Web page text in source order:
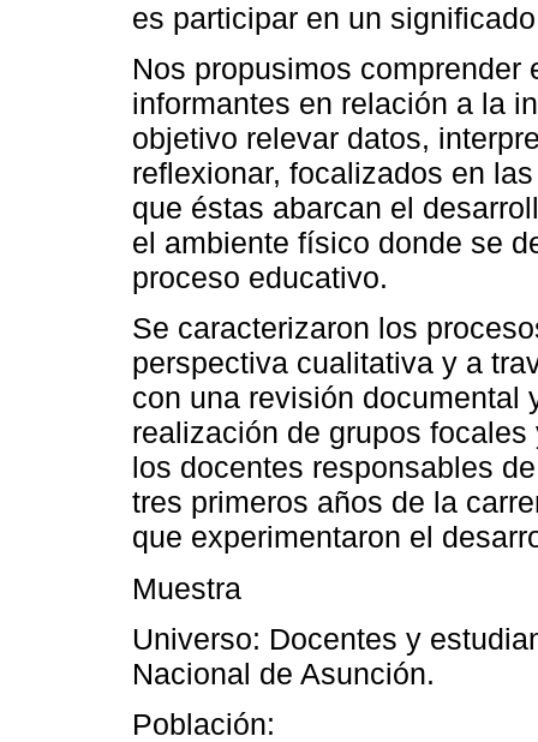
es participar en un
Nos propusimos
informantes en relación a la
objetivo relevar datos,
reflexionar, focalizados en
que éstas abarcan el
el ambiente físico donde se
proceso educativo.
Se caracterizaron los
perspectiva cualitativa y a
con una revisión documental
realización de grupos
los docentes responsables
tres primeros años de la
que experimentaron el
Muestra
Universo: Docentes y
Nacional de Asunción.
Población: